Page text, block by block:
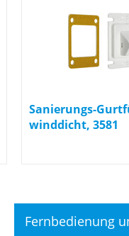
Sanierungs-
winddicht, 3581
Fernbedienung